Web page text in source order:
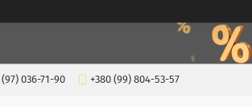
(97) 036-71-90 +380 (99) 804-53-57